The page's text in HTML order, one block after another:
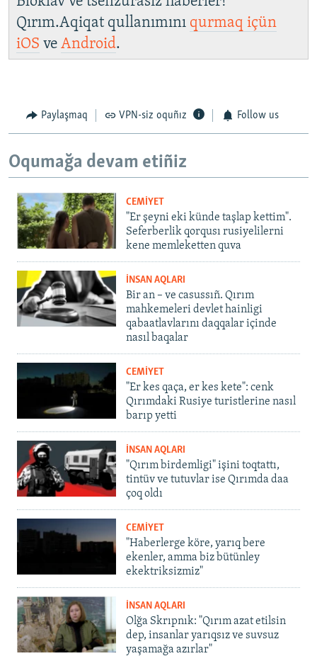
Qırım.Aqiqat qullanımını qurmaq içün
iOS ve Android.
Paylaşmaq VPN-siz oquñız Follow us
Oqumağa devam etiñiz
CEMİYET
"Er şeyni eki künde taşlap kettim".
Seferberlik qorqusı rusiyelilerni
kene memleketten quva
İNSAN AQLARI
Bir an – ve casussıñ. Qırım
mahkemeleri devlet hainligi
qabaatlavlarını daqqalar içinde
nasıl baqalar
CEMİYET
"Er kes qaça, er kes kete": cenk
Qırımdaki Rusiye turistlerine nasıl
barıp yetti
İNSAN AQLARI
"Qırım birdemligi" işini toqtattı,
tintüv ve tutuvlar ise Qırımda daa
çoq oldı
CEMİYET
"Haberlerge köre, yarıq bere
ekenler, amma biz bütünley
ekektriksizmiz"
İNSAN AQLARI
Olğa Skrıpnık: "Qırım azat etilsin
dep, insanlar yarıqsız ve suvsuz
yaşamağa azırlar"